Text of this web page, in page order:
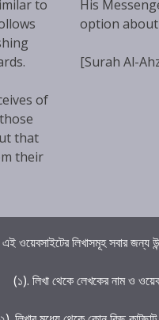
to
of
that
their
His
option about
[Surah Al-
এই ওয়েবসাইটের লিখাসমূহ সবার জন্য
(১). লিখা থেকে লেখকের নাম ও